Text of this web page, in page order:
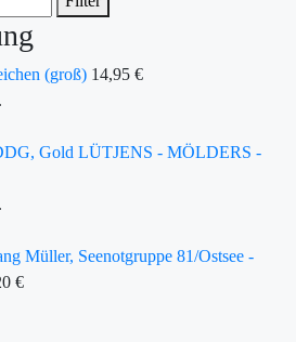
(groß) 14,95 €
Gold LÜTJENS - MÖLDERS -
Müller, Seenotgruppe 81/Ostsee -
€